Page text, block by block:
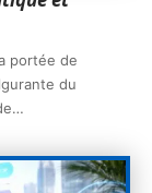
portée de
du
…